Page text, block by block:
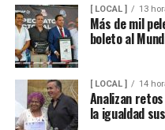
[ LOCAL ] 13
Más de mil
boleto al
[ LOCAL ] 14
Analizan
la igualdad